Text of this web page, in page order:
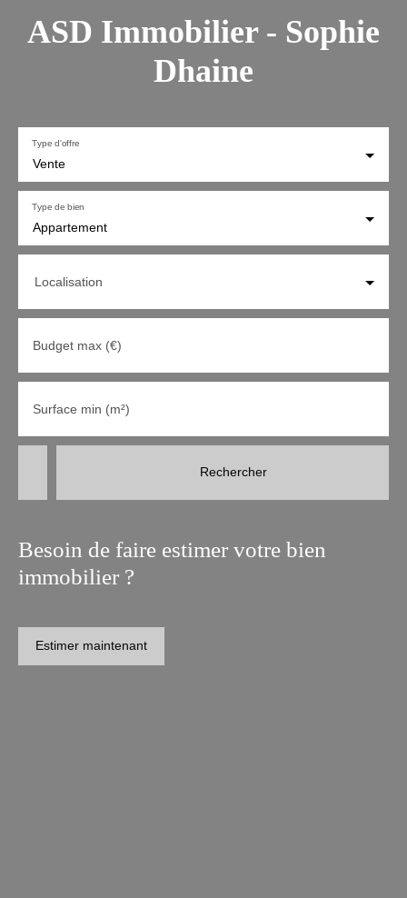
ASD Immobilier - Sophie
Dhaine
Vente
Type d'offre
Appartement
Type de bien
Localisation
Budget max (€)
Surface min (m²)
Rechercher
Besoin de faire estimer votre bien
immobilier ?
Estimer maintenant